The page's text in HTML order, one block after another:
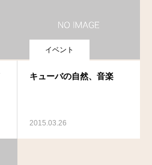
イベント
キューバの自然、音楽
2015.03.26